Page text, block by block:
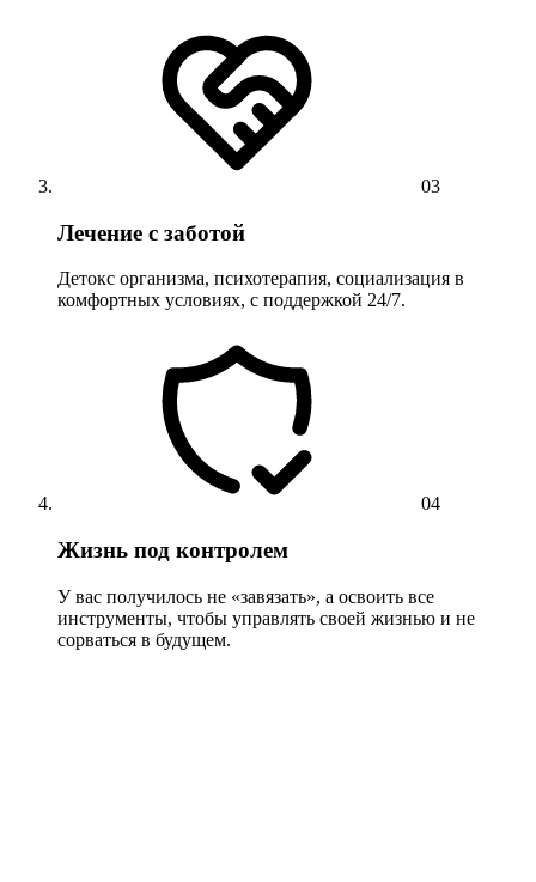
03
Лечение с заботой
Детокс организма, психотерапия, социализация в
комфортных условиях, с поддержкой 24/7.
04
Жизнь под контролем
У вас получилось не «завязать», а освоить все
инструменты, чтобы управлять своей жизнью и не
сорваться в будущем.